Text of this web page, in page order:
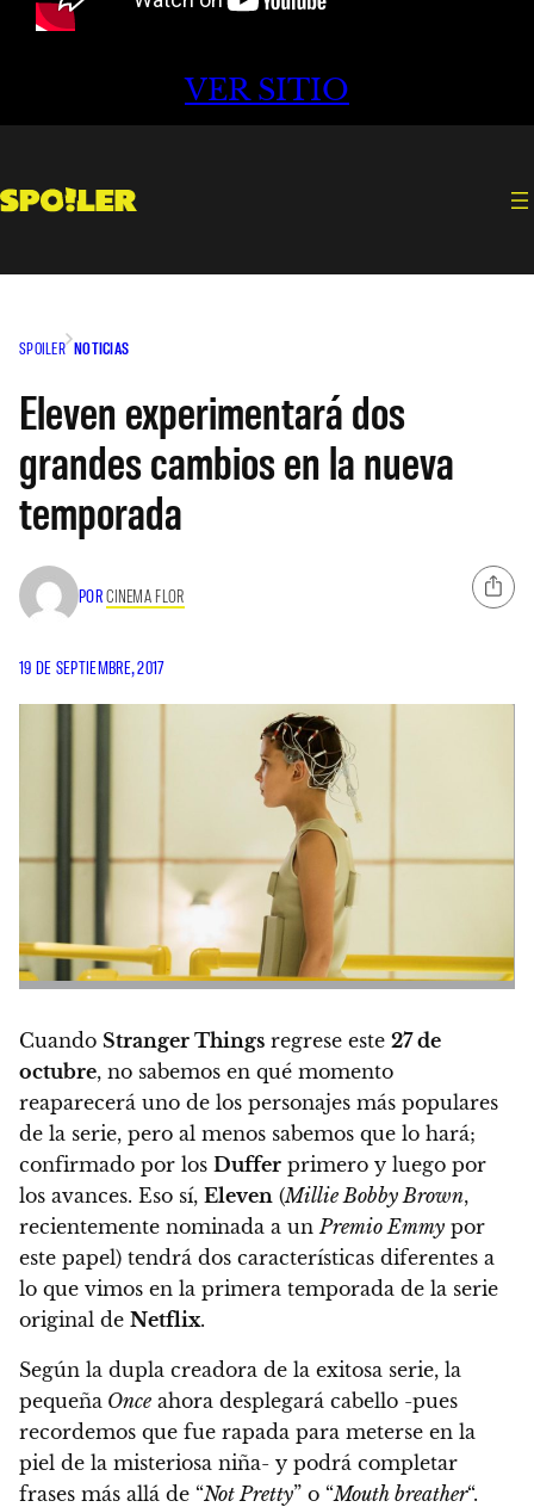
VER SITIO
SPOILER NOTICIAS
Eleven experimentará dos
grandes cambios en la nueva
temporada
PORCINEMA FLOR
19 DE SEPTIEMBRE, 2017
Cuando Stranger Things regrese este 27 de
octubre, no sabemos en qué momento
reaparecerá uno de los personajes más populares
de la serie, pero al menos sabemos que lo hará;
confirmado por los Duffer primero y luego por
los avances. Eso sí, Eleven (Millie Bobby Brown,
recientemente nominada a un Premio Emmy por
este papel) tendrá dos características diferentes a
lo que vimos en la primera temporada de la serie
original de Netflix.
Según la dupla creadora de la exitosa serie, la
pequeña Once ahora desplegará cabello -pues
recordemos que fue rapada para meterse en la
piel de la misteriosa niña- y podrá completar
frases más allá de “Not Pretty” o “Mouth breather“.